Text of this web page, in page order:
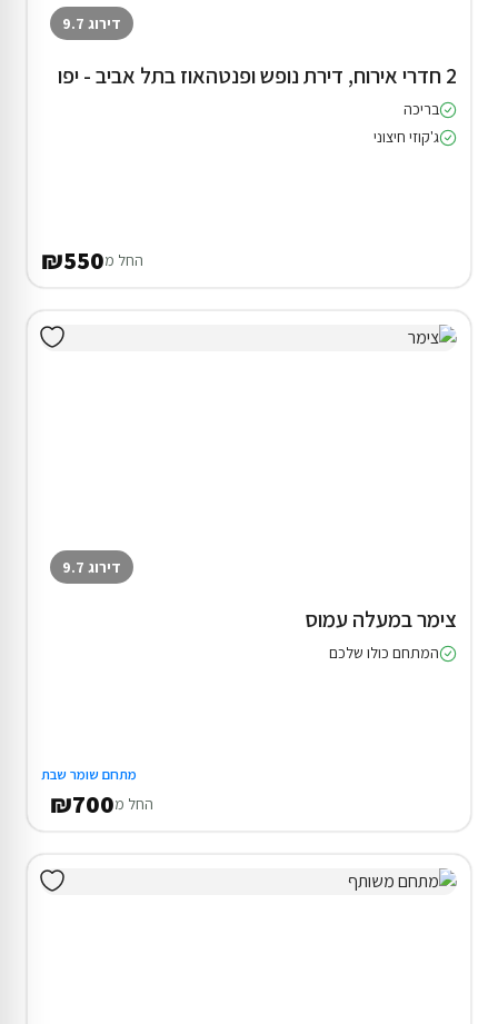
דירוג 9.7
2 חדרי אירוח, דירת נופש ופנטהאוז בתל אביב - יפו
בריכה
ג'קוזי חיצוני
החל מ₪550
דירוג 9.7
צימר במעלה עמוס
המתחם כולו שלכם
מתחם שומר שבת
החל מ₪700